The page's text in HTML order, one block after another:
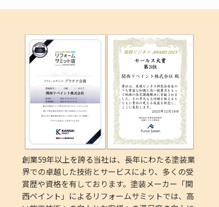
創業59年以上を誇る当社は、長年にわたる塗装業
界での卓越した技術とサービスにより、多くの受
賞歴や資格を有しております。塗装メーカー「関
西ペイント」によるリフォームサミットでは、高